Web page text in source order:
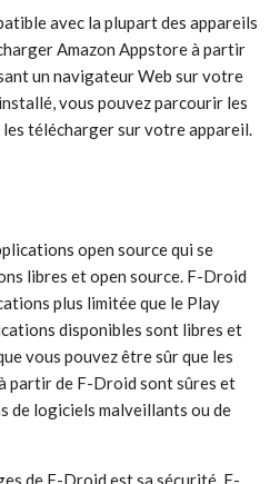
avec la plupart des appareils
Amazon Appstore à partir
un navigateur Web sur votre
vous pouvez parcourir les
télécharger sur votre appareil.
open source qui se
libres et open source. F-Droid
plus limitée que le Play
disponibles sont libres et
vous pouvez être sûr que les
partir de F-Droid sont sûres et
de logiciels malveillants ou de
de F-Droid est sa sécurité. F-